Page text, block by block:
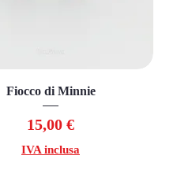
Fiocco di Minnie
Prezzo
15,00 €
IVA inclusa